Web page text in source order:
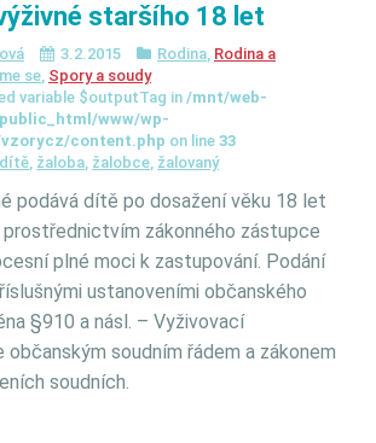
staršího 18 let
3.2.2015 Rodina, Rodina a
se, Spory a soudy
variable $outputTag in /mnt/web-
www/wp-
content.php on line 33
, žaloba, žalobce, žalovaný
podává dítě po dosažení věku 18 let
prostřednictvím zákonného zástupce
plné moci k zastupování. Podání
ustanoveními občanského
§910 a násl. – Vyživovací
občanským soudním řádem a zákonem
soudních.